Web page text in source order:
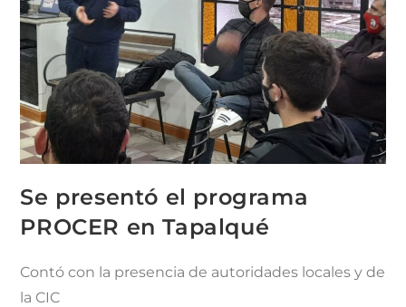
Se presentó el programa
PROCER en Tapalqué
Contó con la presencia de autoridades locales y de
la CIC